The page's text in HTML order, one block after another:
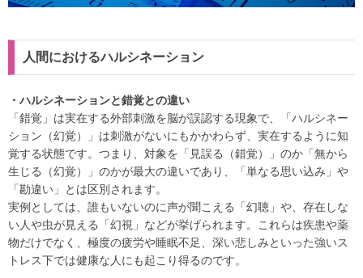
人間におけるハルシネーション
・ハルシネーションと錯覚との違い
「錯覚」は実在する外部刺激を脳が誤認する現象で、「ハルシネー
ション（幻覚）」は刺激がないにもかかわらず、実在するように知
覚する状態です。つまり、対象を「見誤る（錯覚）」のか「無から
生じる（幻覚）」のかが最大の違いであり、「単なる思い込み」や
「勘違い」とは区別されます。
実例としては、誰もいないのに声が聞こえる「幻聴」や、存在しな
い人や虫が見える「幻視」などが挙げられます。これらは疾患や薬
物だけでなく、極度の疲労や睡眠不足、深い悲しみといった強いス
トレス下では健康な人にも起こり得るのです。